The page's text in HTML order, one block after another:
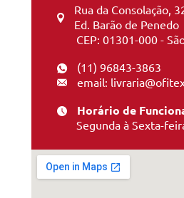
Rua da Consolação,
Ed. Barão de Penedo
CEP: 01301-000 -
(11) 96843-3863
email:
Horário de
Segunda à Sexta-